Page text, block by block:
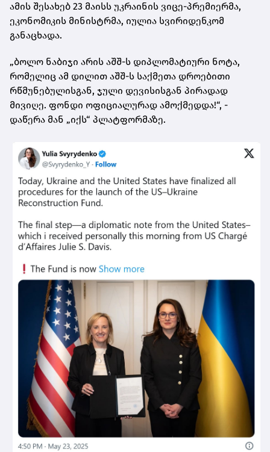
ამის შესახებ 23 მაისს უკრაინის ვიცე-პრემიერმა,
ეკონომიკის მინისტრმა, იულია სვირიდენკომ
განაცხადა.
„ბოლო ნაბიჯი არის აშშ-ს დიპლომატიური ნოტა,
რომელიც ამ დილით აშშ-ს საქმეთა დროებითი
რწმუნებულისგან, ჯული დევისისგან პირადად
მივიღე. ფონდი ოფიციალურად ამოქმედდა!“, -
დაწერა მან „იქს“ პლატფორმაზე.